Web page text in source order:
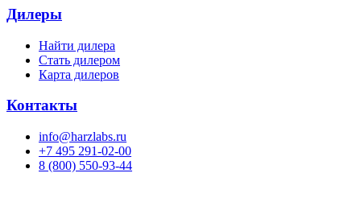
Дилеры
Найти дилера
Cтать дилером
Карта дилеров
Контакты
info@harzlabs.ru
+7 495 291-02-00
8 (800) 550-93-44